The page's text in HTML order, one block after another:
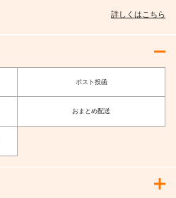
詳しくはこちら
ポスト投函
おまとめ配送